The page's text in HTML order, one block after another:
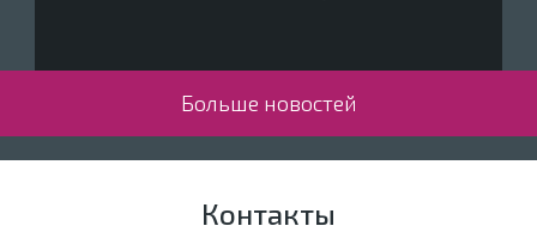
Больше новостей
Контакты